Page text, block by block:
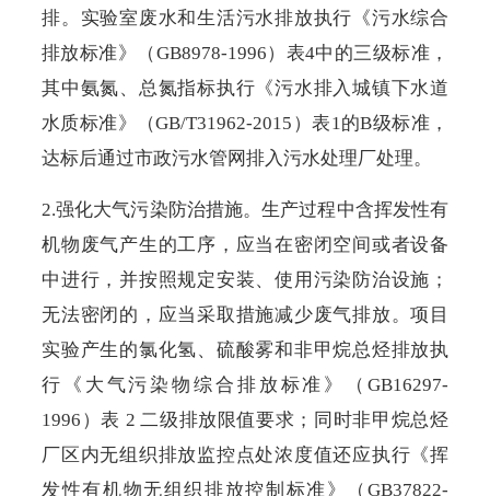
排。实验室废水和生活污水排放执行《污水综合
排放标准》（GB8978-1996）表4中的三级标准，
其中氨氮、总氮指标执行《污水排入城镇下水道
水质标准》（GB/T31962-2015）表1的B级标准，
达标后通过市政污水管网排入污水处理厂处理。
2.强化大气污染防治措施。生产过程中含挥发性有
机物废气产生的工序，应当在密闭空间或者设备
中进行，并按照规定安装、使用污染防治设施；
无法密闭的，应当采取措施减少废气排放。项目
实验产生的氯化氢、硫酸雾和非甲烷总烃排放执
行《大气污染物综合排放标准》（GB16297-
1996）表 2 二级排放限值要求；同时非甲烷总烃
厂区内无组织排放监控点处浓度值还应执行《挥
发性有机物无组织排放控制标准》（GB37822-